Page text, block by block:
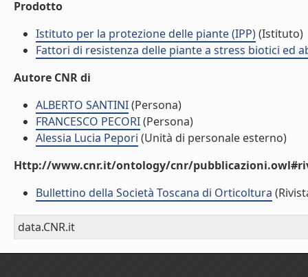
Prodotto
Istituto per la protezione delle piante (IPP)(Istituto)
Fattori di resistenza delle piante a stress biotici ed
Autore CNR di
ALBERTO SANTINI(Persona)
FRANCESCO PECORI(Persona)
Alessia Lucia Pepori (Unità di personale esterno)
Http://www.cnr.it/ontology/cnr/
Bullettino della Società Toscana di Orticoltura
data.CNR.it